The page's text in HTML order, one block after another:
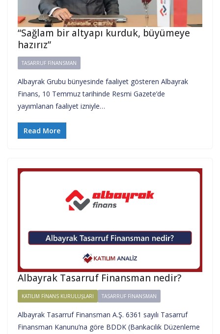
“Sağlam bir altyapı kurduk, büyümeye
hazırız”
TASARRUF FINANSMAN
Albayrak Grubu bünyesinde faaliyet gösteren Albayrak
Finans, 10 Temmuz tarihinde Resmi Gazete’de
yayımlanan faaliyet izniyle…
Read More
Albayrak Tasarruf Finansman nedir?
KATILIM FINANS KURULUŞLARI TASARRUF FINANSMAN
Albayrak Tasarruf Finansman A.Ş. 6361 sayılı Tasarruf
Finansman Kanunu’na göre BDDK (Bankacılık Düzenleme